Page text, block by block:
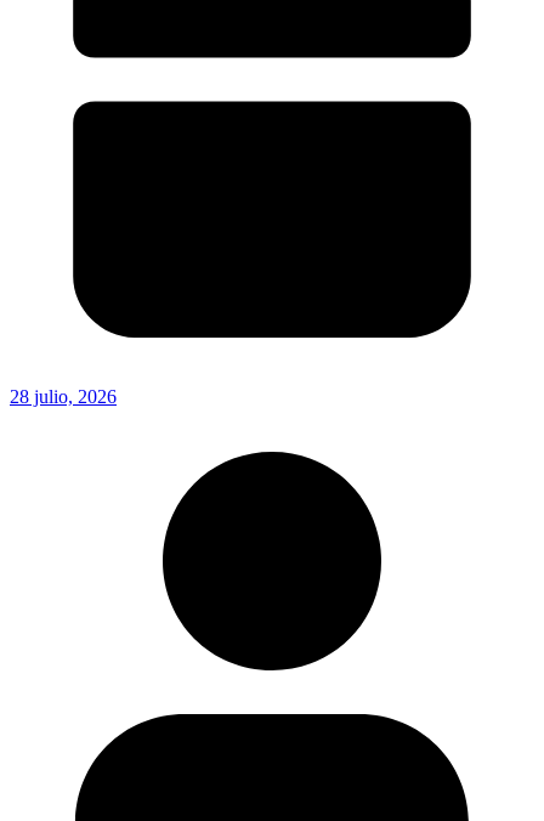
28 julio, 2026